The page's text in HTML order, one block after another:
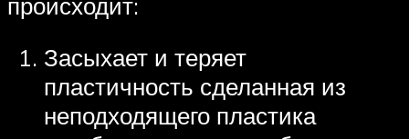
Засыхает и теряет
пластичность сделанная из
неподходящего пластика